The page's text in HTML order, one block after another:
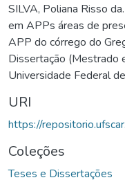
SILVA, Poliana Risso
em APPs áreas de
APP do córrego do
Dissertação (Mestrado
Universidade Federal
URI
https://
Coleções
Teses e Dissertações